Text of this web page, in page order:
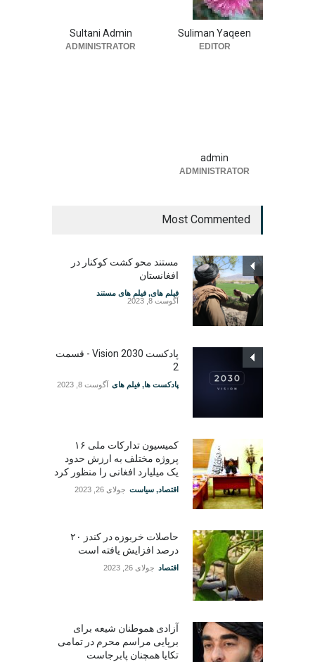
Suliman Yaqeen
EDITOR
Sultani Admin
ADMINISTRATOR
admin
ADMINISTRATOR
Most Commented
مستند محو کشت کوکنار در
افغانستان
فیلم های, فیلم های مستند
آگوست 8, 2023
پادکست Vision 2030 - قسمت
2
پادکست ها, فیلم های آگوست 8, 2023
کمیسیون تدارکات ملی ۱۶
پروژه مختلف به ارزش حدود
یک میلیارد افغانی را منظور کرد
اقتصاد, سیاست جولای 26, 2023
حاصلات خربوزه در کندز ۲۰
درصد افزایش یافته است
اقتصاد جولای 26, 2023
آزادی هموطنان شیعه برای
برپایی مراسم محرم در تمامی
تکایا همچنان پابرجاست